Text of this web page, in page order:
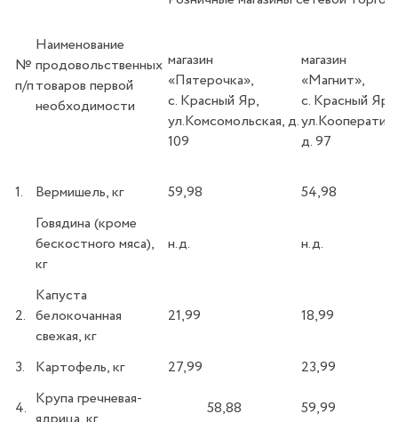
№
п/п
Наименование
продовольственных
товаров первой
необходимости
магазин
«Пятерочка»,
с. Красный Яр,
ул.Комсомольская, д.
109
магазин
с. Красный Яр,
д. 97
1. Вермишель, кг 59,98
54,98
Говядина (кроме
бескостного мяса),
кг
н.д. н.д.
2.
Капуста
белокочанная
свежая, кг
21,99 18,99
3. Картофель, кг 27,99
23,99
4. Крупа гречневая-
58,88 59,99